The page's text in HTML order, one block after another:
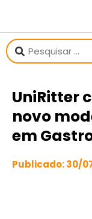
UniRitter
novo
em
Publicado:30/